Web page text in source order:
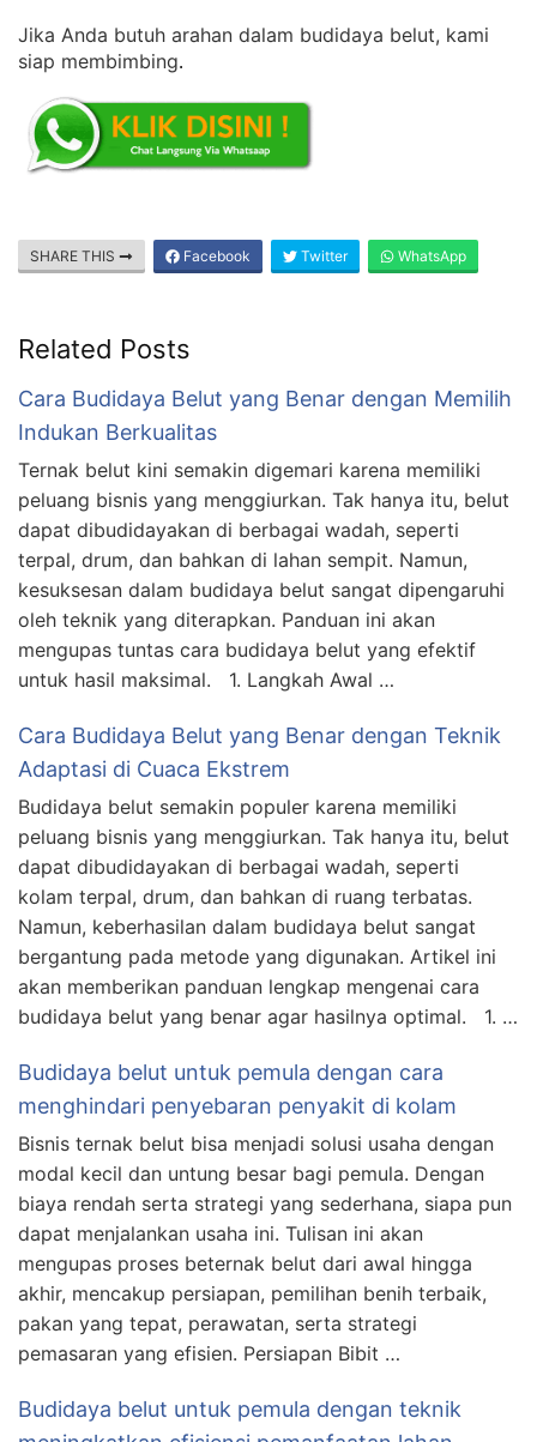
Jika Anda butuh arahan dalam budidaya belut, kami
siap membimbing.
SHARE THIS Facebook Twitter WhatsApp
Related Posts
Cara Budidaya Belut yang Benar dengan Memilih
Indukan Berkualitas
Ternak belut kini semakin digemari karena memiliki
peluang bisnis yang menggiurkan. Tak hanya itu, belut
dapat dibudidayakan di berbagai wadah, seperti
terpal, drum, dan bahkan di lahan sempit. Namun,
kesuksesan dalam budidaya belut sangat dipengaruhi
oleh teknik yang diterapkan. Panduan ini akan
mengupas tuntas cara budidaya belut yang efektif
untuk hasil maksimal. 1. Langkah Awal …
Cara Budidaya Belut yang Benar dengan Teknik
Adaptasi di Cuaca Ekstrem
Budidaya belut semakin populer karena memiliki
peluang bisnis yang menggiurkan. Tak hanya itu, belut
dapat dibudidayakan di berbagai wadah, seperti
kolam terpal, drum, dan bahkan di ruang terbatas.
Namun, keberhasilan dalam budidaya belut sangat
bergantung pada metode yang digunakan. Artikel ini
akan memberikan panduan lengkap mengenai cara
budidaya belut yang benar agar hasilnya optimal. 1. …
Budidaya belut untuk pemula dengan cara
menghindari penyebaran penyakit di kolam
Bisnis ternak belut bisa menjadi solusi usaha dengan
modal kecil dan untung besar bagi pemula. Dengan
biaya rendah serta strategi yang sederhana, siapa pun
dapat menjalankan usaha ini. Tulisan ini akan
mengupas proses beternak belut dari awal hingga
akhir, mencakup persiapan, pemilihan benih terbaik,
pakan yang tepat, perawatan, serta strategi
pemasaran yang efisien. Persiapan Bibit …
Budidaya belut untuk pemula dengan teknik